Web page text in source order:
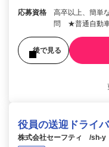
応募資格
高卒以上、簡単
問 ★普通自動車
後で見る
役員の送迎ドライ
株式会社セーフティ /sh-y